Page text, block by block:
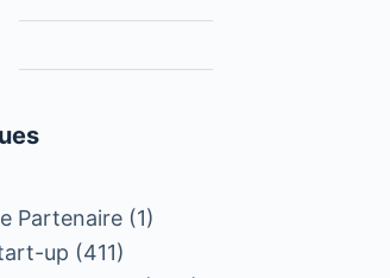
Partenaire (1)
up (411)